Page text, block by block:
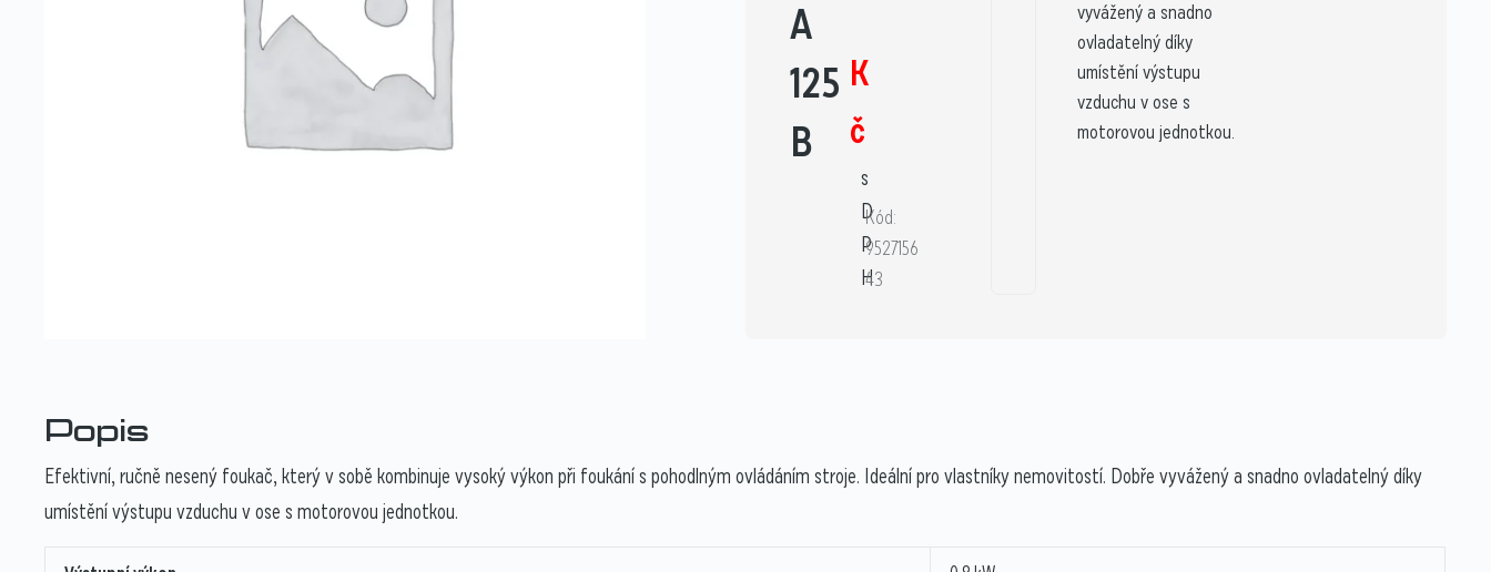
A
125
B
K
č
s
D
P
H
Kód:
9527156
43
vyvážený a snadno
ovladatelný díky
umístění výstupu
vzduchu v ose s
motorovou jednotkou.
Popis
Efektivní, ručně nesený foukač, který v sobě kombinuje vysoký výkon při foukání s pohodlným ovládáním stroje. Ideální pro vlastníky nemovitostí. Dobře vyvážený a snadno ovladatelný díky
umístění výstupu vzduchu v ose s motorovou jednotkou.